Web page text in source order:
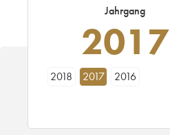
Jahrgang
2017
2018 2017 2016